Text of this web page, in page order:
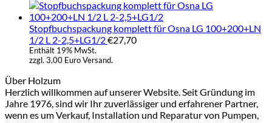
Stopfbuchspackung komplett für Osna LG 100+200+LN
1/2 L 2-2,5+LG1/2€27,70
Enthält 19% MwSt.
zzgl. 3,00 Euro Versand.
Über Holzum
Herzlich willkommen auf unserer Website. Seit Gründung im
Jahre 1976, sind wir Ihr zuverlässiger und erfahrener Partner,
wenn es um Verkauf, Installation und Reparatur von Pumpen,